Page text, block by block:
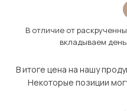
В отличие от
вкладываем
В итоге цена на нашу
Некоторые позиции